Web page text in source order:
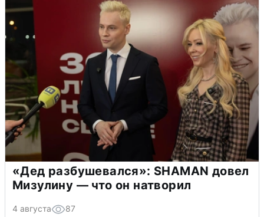
«Дед разбушевался»: SHAMAN довел
Мизулину — что он натворил
4 августа 87